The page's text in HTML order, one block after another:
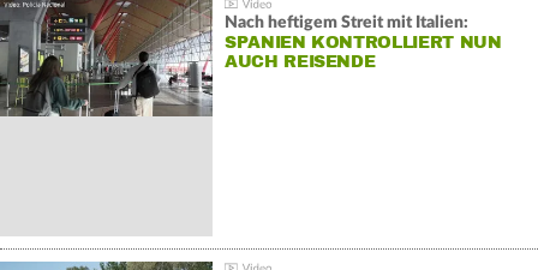
Nach heftigem Streit mit Italien:
SPANIEN KONTROLLIERT NUN
AUCH REISENDE